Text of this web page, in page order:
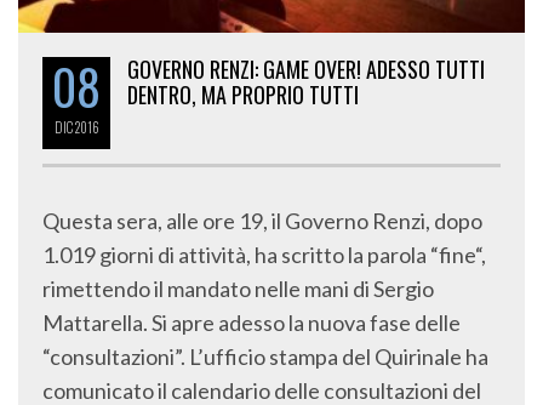
08
DIC2016
GOVERNO RENZI: GAME OVER! ADESSO TUTTI
DENTRO, MA PROPRIO TUTTI
Questa sera, alle ore 19, il Governo Renzi, dopo
1.019 giorni di attività, ha scritto la parola “fine“,
rimettendo il mandato nelle mani di Sergio
Mattarella. Si apre adesso la nuova fase delle
“consultazioni”. L’ufficio stampa del Quirinale ha
comunicato il calendario delle consultazioni del